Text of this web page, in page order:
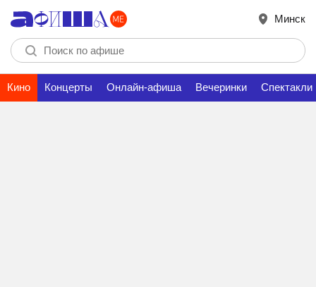
Минск
Кино Концерты Онлайн-афиша Вечеринки Спектакли